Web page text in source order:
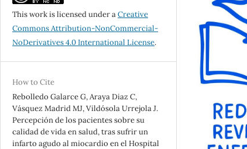
This work is licensed under aCreative
Commons Attribution-NonCommercial-
NoDerivatives 4.0 International License.
How to Cite
Rebolledo Galarce G, Araya Diaz C,
Vásquez Madrid MJ, Vildósola Urrejola J.
Percepción de los pacientes sobre su
calidad de vida en salud, tras sufrir un
infarto agudo al miocardio en el Hospital